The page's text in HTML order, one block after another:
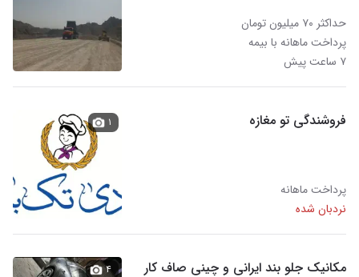
حداکثر ۷۰ میلیون تومان
پرداخت ماهانه با بیمه
۷ ساعت پیش
فروشندگی تو مغازه
پرداخت ماهانه
نردبان شده
۱
مکانیک جلو بند ایرانی و چینی صاف کار ۴